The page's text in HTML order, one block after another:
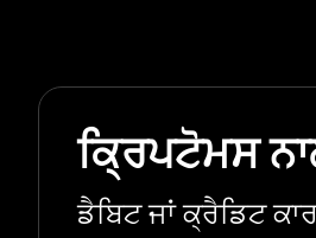
ਕ੍ਰਿਪਟੋਮਸ
ਡੈਬਿਟ ਜਾਂ ਕ੍ਰੈਡਿਟ